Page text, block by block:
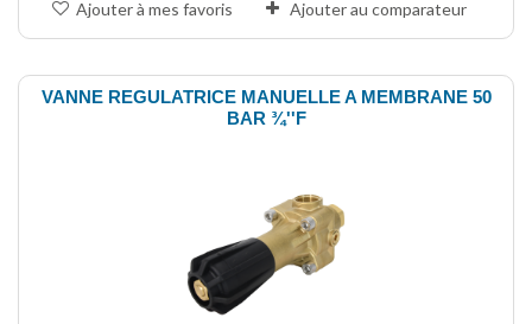
Ajouter à mes favoris Ajouter au comparateur
VANNE REGULATRICE MANUELLE A MEMBRANE 50
BAR ¾''F